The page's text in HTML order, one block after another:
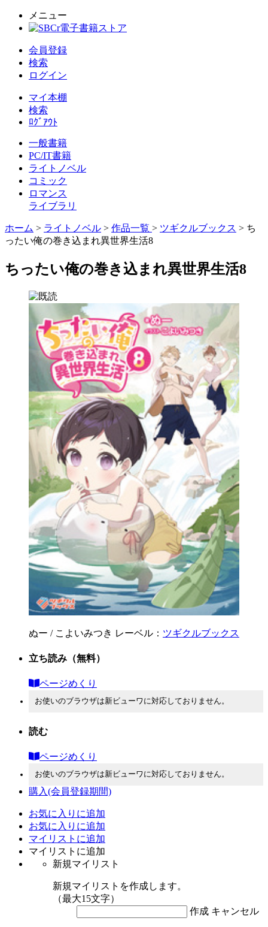
メニュー
会員登録
検索
ログイン
マイ本棚
検索
ﾛｸﾞｱｳﾄ
一般書籍
PC/IT書籍
ライトノベル
コミック
ロマンス
ライブラリ
ホーム > ライトノベル > 作品一覧 > ツギクルブックス > ち
ったい俺の巻き込まれ異世界生活8
ちったい俺の巻き込まれ異世界生活8
ぬー / こよいみつき レーベル： ツギクルブックス
立ち読み （無料）
ページめくり
お使いのブラウザは新ビューワに対応しておりません。
読む
ページめくり
お使いのブラウザは新ビューワに対応しておりません。
購入(会員登録期間)
お気に入りに追加
お気に入りに追加
マイリストに追加
マイリストに追加
新規マイリスト
新規マイリストを作成します。
（最大15文字）
作成 キャンセル